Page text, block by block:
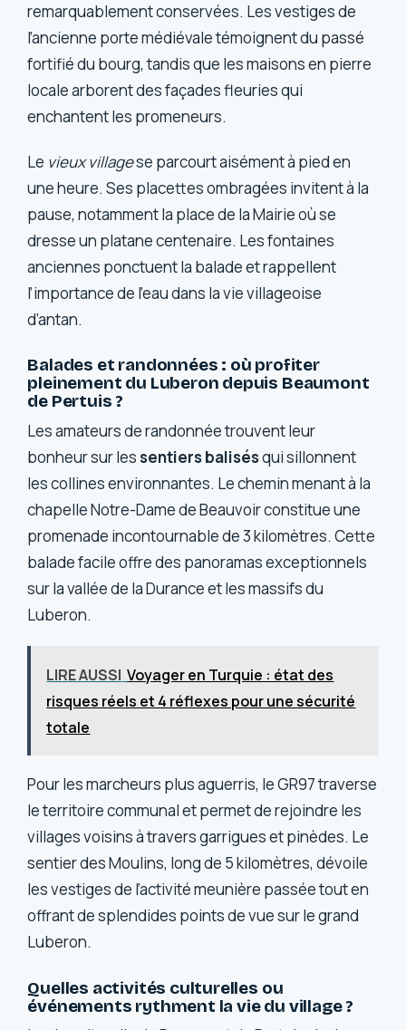
remarquablement conservées. Les vestiges de
l’ancienne porte médiévale témoignent du passé
fortifié du bourg, tandis que les maisons en pierre
locale arborent des façades fleuries qui
enchantent les promeneurs.
Le vieux villagese parcourt aisément à pied en
une heure. Ses placettes ombragées invitent à la
pause, notamment la place de la Mairie où se
dresse un platane centenaire. Les fontaines
anciennes ponctuent la balade et rappellent
l’importance de l’eau dans la vie villageoise
d’antan.
Balades et randonnées : où profiter
pleinement du Luberon depuis Beaumont
de Pertuis ?
Les amateurs de randonnée trouvent leur
bonheur sur les sentiers balisésqui sillonnent
les collines environnantes. Le chemin menant à la
chapelle Notre-Dame de Beauvoir constitue une
promenade incontournable de 3 kilomètres. Cette
balade facile offre des panoramas exceptionnels
sur la vallée de la Durance et les massifs du
Luberon.
LIRE AUSSI Voyager en Turquie : état des
risques réels et 4 réflexes pour une sécurité
totale
Pour les marcheurs plus aguerris, le GR97 traverse
le territoire communal et permet de rejoindre les
villages voisins à travers garrigues et pinèdes. Le
sentier des Moulins, long de 5 kilomètres, dévoile
les vestiges de l’activité meunière passée tout en
offrant de splendides points de vue sur le grand
Luberon.
Quelles activités culturelles ou
événements rythment la vie du village ?